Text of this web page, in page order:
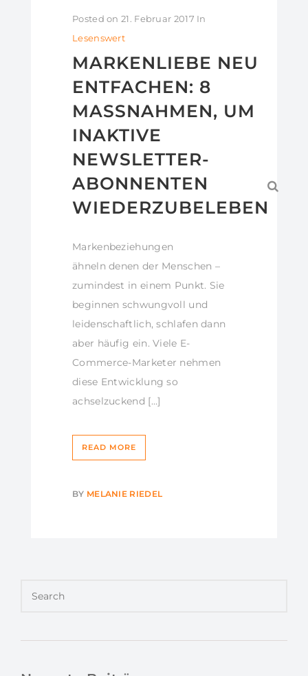
Posted on 21. Februar 2017 In
Lesenswert
MARKENLIEBE NEU
ENTFACHEN: 8
MASSNAHMEN, UM I
NAKTIVE N
EWSLETTER-A
BONNENTEN W
IEDERZUBELEBEN
Markenbeziehungen
ähneln denen der Menschen –
zumindest in einem Punkt. Sie
beginnen schwungvoll und
leidenschaftlich, schlafen dann
aber häufig ein. Viele E-
Commerce-Marketer nehmen
diese Entwicklung so
achselzuckend […]
READ MORE
BY MELANIE RIEDEL